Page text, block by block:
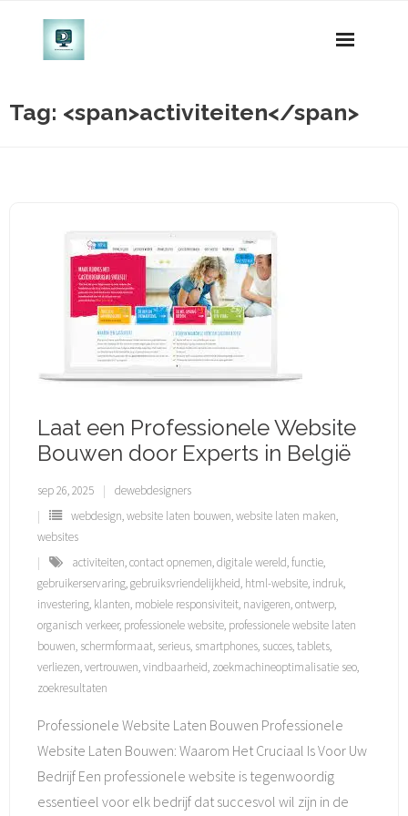
Tag: <span>activiteiten</span>
Laat een Professionele Website
Bouwen door Experts in België
sep 26, 2025
dewebdesigners
webdesign,website laten bouwen,website laten maken,
websites
activiteiten,contact opnemen,digitale wereld,functie,
gebruikerservaring,gebruiksvriendelijkheid, html-website, indruk,
investering, klanten, mobiele responsiviteit, navigeren,ontwerp,
organisch verkeer, professionele website, professionele website laten
bouwen, schermformaat, serieus, smartphones, succes,tablets,
verliezen,vertrouwen,vindbaarheid, zoekmachineoptimalisatie seo,
zoekresultaten
Professionele Website Laten Bouwen Professionele
Website Laten Bouwen: Waarom Het Cruciaal Is Voor Uw
Bedrijf Een professionele website is tegenwoordig
essentieel voor elk bedrijf dat succesvol wil zijn in de